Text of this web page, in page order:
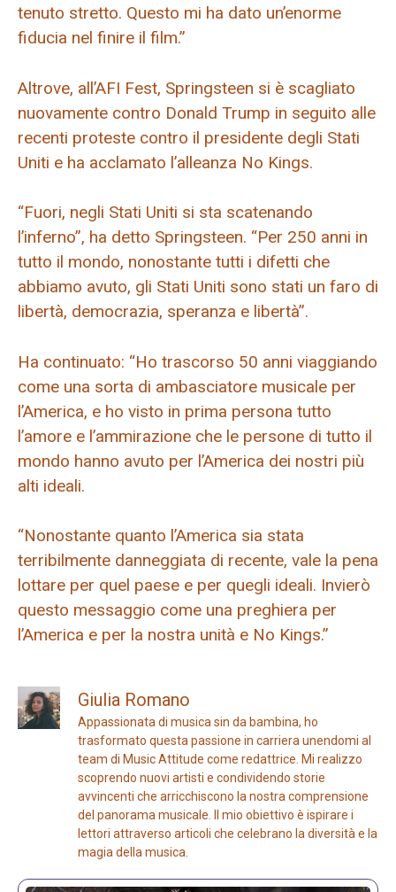
tenuto stretto. Questo mi ha dato un’enorme
fiducia nel finire il film.”
Altrove, all’AFI Fest, Springsteen si è scagliato
nuovamente contro Donald Trump in seguito alle
recenti proteste contro il presidente degli Stati
Uniti e ha acclamato l’alleanza No Kings.
“Fuori, negli Stati Uniti si sta scatenando
l’inferno”, ha detto Springsteen. “Per 250 anni in
tutto il mondo, nonostante tutti i difetti che
abbiamo avuto, gli Stati Uniti sono stati un faro di
libertà, democrazia, speranza e libertà”.
Ha continuato: “Ho trascorso 50 anni viaggiando
come una sorta di ambasciatore musicale per
l’America, e ho visto in prima persona tutto
l’amore e l’ammirazione che le persone di tutto il
mondo hanno avuto per l’America dei nostri più
alti ideali.
“Nonostante quanto l’America sia stata
terribilmente danneggiata di recente, vale la pena
lottare per quel paese e per quegli ideali. Invierò
questo messaggio come una preghiera per
l’America e per la nostra unità e No Kings.”
Giulia Romano
Appassionata di musica sin da bambina, ho
trasformato questa passione in carriera unendomi al
team di Music Attitude come redattrice. Mi realizzo
scoprendo nuovi artisti e condividendo storie
avvincenti che arricchiscono la nostra comprensione
del panorama musicale. Il mio obiettivo è ispirare i
lettori attraverso articoli che celebrano la diversità e la
magia della musica.